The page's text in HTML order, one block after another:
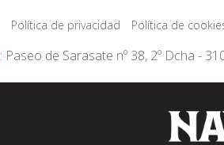
Política de privacidad Política de
: Paseo de Sarasate nº 38, 2º Dcha -